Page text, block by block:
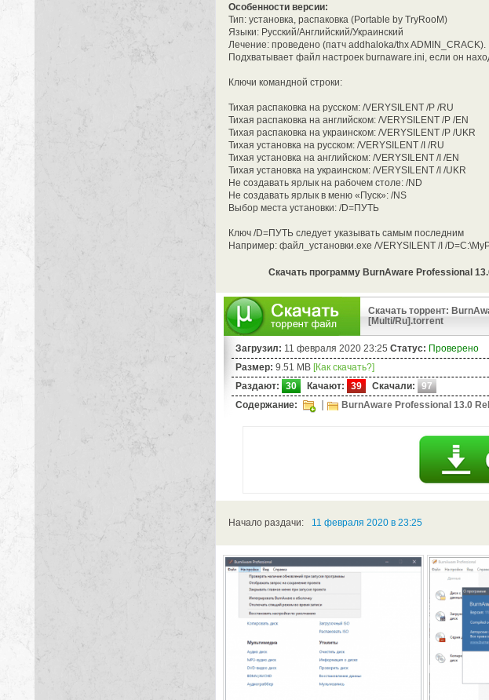
Особенности версии:
Тип: установка, распаковка (Portable by TryRooM)
Языки: Русский/Английский/Украинский
Лечение: проведено (патч addhaloka/thx ADMIN_CRACK).
Подхватывает файл настроек burnaware.ini, если он
Ключи командной строки:
Тихая распаковка на русском: /VERYSILENT /Р /RU
Тихая распаковка на английском: /VERYSILENT /Р /EN
Тихая распаковка на украинском: /VERYSILENT /Р /UKR
Тихая установка на русском: /VERYSILENT /I /RU
Тихая установка на английском: /VERYSILENT /I /EN
Тихая установка на украинском: /VERYSILENT /I /UKR
Не создавать ярлык на рабочем столе: /ND
Не создавать ярлык в меню «Пуск»: /NS
Выбор места установки: /D=ПУТЬ
Ключ /D=ПУТЬ следует указывать самым последним
Например: файл_установки.ехе /VERYSILENT /I /
Скачать программу BurnAware Professional
Скачать торрент:
[Multi/Ru].torrent
Загрузил: 11 февраля 2020 23:25 Статус: Проверено
Размер: 9.51 MB [Как скачать?]
Раздают:
30 Качают: 39 Скачали:
97
Содержание:
BurnAware Professional 13.0
Начало раздачи: 11 февраля 2020 в 23:25